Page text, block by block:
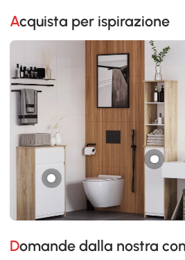
Acquista per ispirazione
Domande dalla nostra